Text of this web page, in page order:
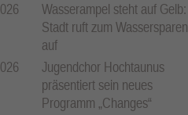
Wasserampel steht auf Gelb:
Stadt ruft zum Wassersparen
auf
Jugendchor Hochtaunus
präsentiert sein neues
Programm „Changes“